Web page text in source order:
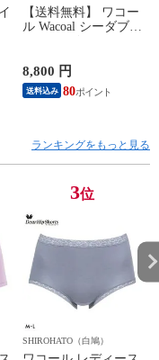
【送料無料】 ワコー
ル Wacoal シーダブリ
JYURYU 柔流 ジュウ
リュウ メンズ トッ
プ SML ハイネック
8,800 円
送料込み 80
ランキングをもっと見る
3位
SHIROHATO（白鳩）